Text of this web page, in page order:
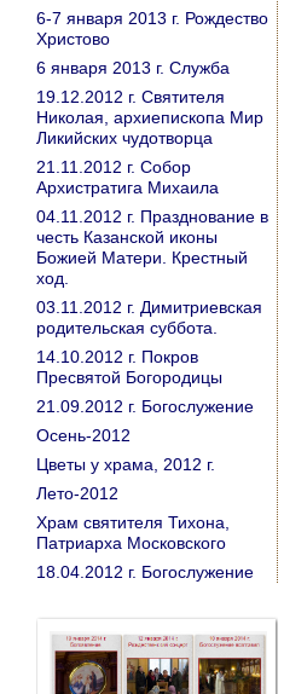
6-7 января 2013 г. Рождество
Христово
6 января 2013 г. Служба
19.12.2012 г. Святителя
Николая, архиепископа Мир
Ликийских чудотворца
21.11.2012 г. Собор
Архистратига Михаила
04.11.2012 г. Празднование в
честь Казанской иконы
Божией Матери. Крестный
ход.
03.11.2012 г. Димитриевская
родительская суббота.
14.10.2012 г. Покров
Пресвятой Богородицы
21.09.2012 г. Богослужение
Осень-2012
Цветы у храма, 2012 г.
Лето-2012
Храм святителя Тихона,
Патриарха Московского
18.04.2012 г. Богослужение